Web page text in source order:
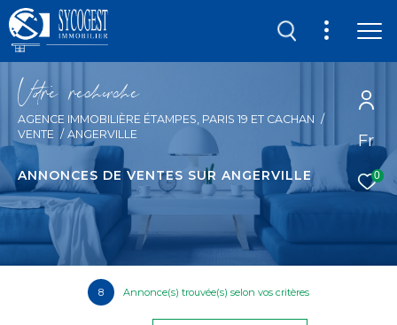
Fr
0
Vore recece
AGENCE IMMOBILIÈRE ÉTAMPES, PARIS 19 ET CACHAN
VENTE
ANGERVILLE
ANNONCES DE VENTES SUR ANGERVILLE
8 Annonce(s) trouvée(s) selon vos critères